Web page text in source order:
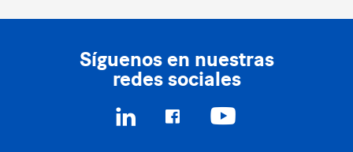
Síguenos en nuestras
redes sociales